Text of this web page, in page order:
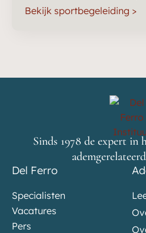
Bekijk sportbegeleiding >
Sinds 1978 de expert in
Del Ferro
Specialisten
Vacatures
Pers